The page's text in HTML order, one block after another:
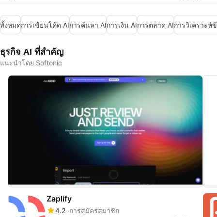
ทั้งหมดการเขียนโค้ด AIการค้นหา AIการเงิน AIการตลาด AIการวิเคราะห์
ธุรกิจ AI ที่สำคัญ
แนะนำโดย Softonic
Zaplify
4.2 การสมัครสมาชิก